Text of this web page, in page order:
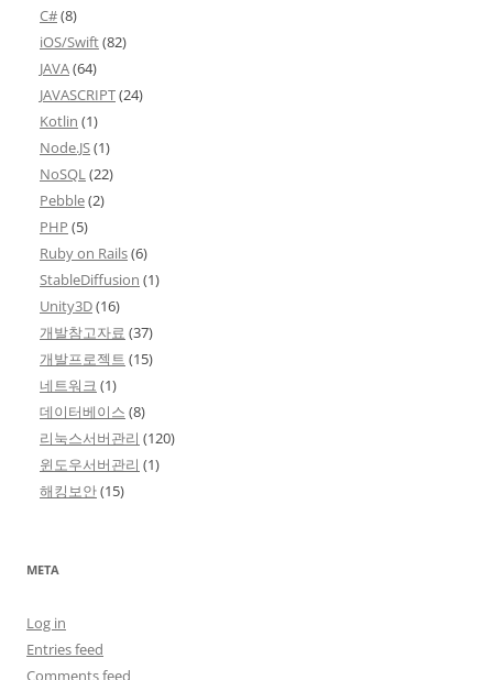
C#(8)
iOS/Swift(82)
JAVA(64)
JAVASCRIPT(24)
Kotlin (1)
Node.JS(1)
NoSQL(22)
Pebble(2)
PHP (5)
Ruby on Rails(6)
StableDiffusion (1)
Unity3D(16)
개발참고자료 (37)
개발프로젝트 (15)
네트워크 (1)
데이터베이스 (8)
리눅스서버관리 (120)
윈도우서버관리 (1)
해킹보안(15)
META
Log in
Entries feed
Comments feed